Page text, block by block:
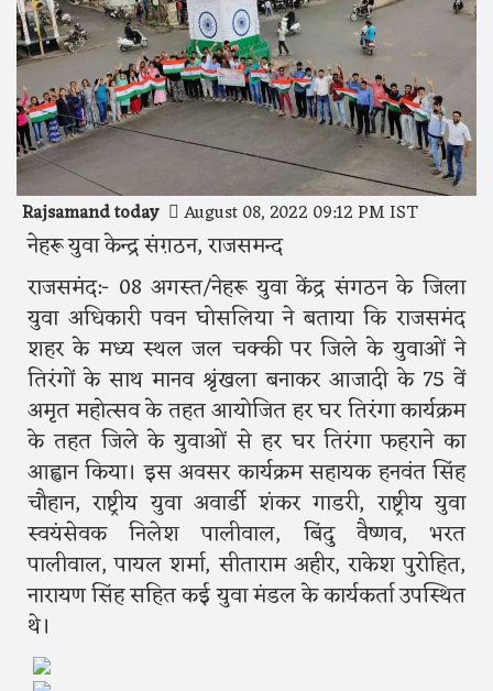
Rajsamand today August 08, 2022 09:12 PM IST
नेहरू युवा केन्द्र संग़ठन, राजसमन्द
राजसमंद:- 08 अगस्त/नेहरू युवा केंद्र संगठन के जिला
युवा अधिकारी पवन घोसलिया ने बताया कि राजसमंद
शहर के मध्य स्थल जल चक्की पर जिले के युवाओं ने
तिरंगों के साथ मानव श्रृंखला बनाकर आजादी के 75 वें
अमृत महोत्सव के तहत आयोजित हर घर तिरंगा कार्यक्रम
के तहत जिले के युवाओं से हर घर तिरंगा फहराने का
आह्वान किया। इस अवसर कार्यक्रम सहायक हनवंत सिंह
चौहान, राष्ट्रीय युवा अवार्डी शंकर गाडरी, राष्ट्रीय युवा
स्वयंसेवक निलेश पालीवाल, बिंदु वैष्णव, भरत
पालीवाल, पायल शर्मा, सीताराम अहीर, राकेश पुरोहित,
नारायण सिंह सहित कई युवा मंडल के कार्यकर्ता उपस्थित
थे।